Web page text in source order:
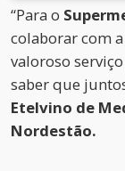
“Para o
colaborar com a
valoroso
saber que
Etelvino de
Nordestão.